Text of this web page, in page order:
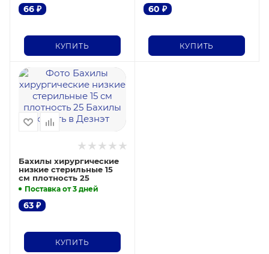
66 ₽
КУПИТЬ
60 ₽
КУПИТЬ
Бахилы хирургические
низкие стерильные 15
см плотность 25
Поставка от 3 дней
63 ₽
КУПИТЬ